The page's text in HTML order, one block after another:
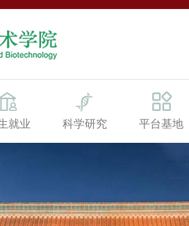
就业 科学研究 平台基地